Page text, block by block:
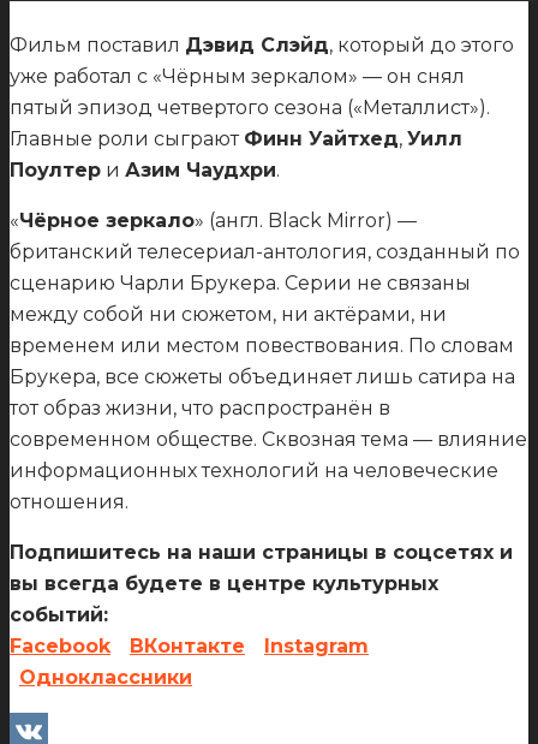
Фильм поставил Дэвид Слэйд, который до этого
уже работал с «Чёрным зеркалом» — он снял
пятый эпизод четвертого сезона («Металлист»).
Главные роли сыграют Финн Уайтхед, Уилл
Поултер и Азим Чаудхри.
«Чёрное зеркало» (англ. Black Mirror) —
британский телесериал-антология, созданный по
сценарию Чарли Брукера. Серии не связаны
между собой ни сюжетом, ни актёрами, ни
временем или местом повествования. По словам
Брукера, все сюжеты объединяет лишь сатира на
тот образ жизни, что распространён в
современном обществе. Сквозная тема — влияние
информационных технологий на человеческие
отношения.
Подпишитесь на наши страницы в соцсетях и
вы всегда будете в центре культурных
событий:
Facebook
ВКонтакте
Instagram
Одноклассники